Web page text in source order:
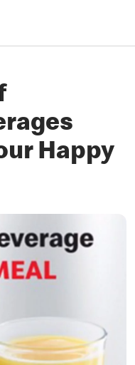
Happy